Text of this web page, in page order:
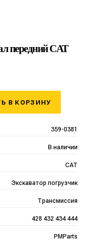
передний CAT
359-0381
В наличии
CAT
Экскаватор погрузчик
Трансмиссия
428 432 434 444
PMParts
В КОРЗИНУ